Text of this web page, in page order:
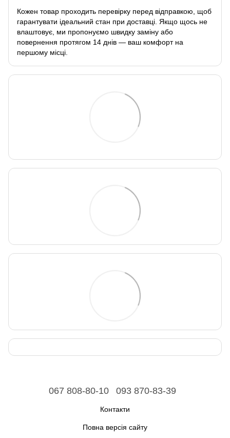
Кожен товар проходить перевірку перед відправкою, щоб
гарантувати ідеальний стан при доставці. Якщо щось не
влаштовує, ми пропонуємо швидку заміну або
повернення протягом 14 днів — ваш комфорт на
першому місці.
067 808-80-10 093 870-83-39
Контакти
Повна версія сайту